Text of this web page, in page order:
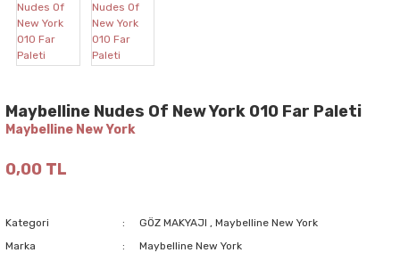
Maybelline Nudes Of New York 010 Far Paleti
Maybelline New York
0,00 TL
Kategori GÖZ MAKYAJI , Maybelline New York
Marka
Maybelline New York